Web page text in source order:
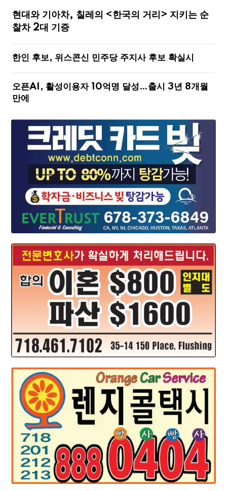
현대와 기아차, 칠레의 <한국의 거리> 지키는 순
찰차 2대 기증
한인 후보, 위스콘신 민주당 주지사 후보 확실시
오픈AI, 활성이용자 10억명 달성…출시 3년 8개월
만에